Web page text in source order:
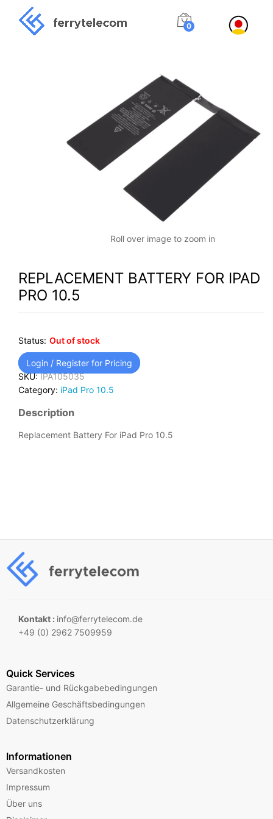
0
Roll over image to zoom in
REPLACEMENT BATTERY FOR IPAD
PRO 10.5
Status: Out of stock
Login / Register for Pricing
SKU:IPA105035
Category: iPad Pro 10.5
Description
Replacement Battery For iPad Pro 10.5
Kontakt : info@ferrytelecom.de
+49 (0) 2962 7509959
Quick Services
Garantie- und Rückgabebedingungen
Allgemeine Geschäftsbedingungen
Datenschutzerklärung
Informationen
Versandkosten
Impressum
Über uns